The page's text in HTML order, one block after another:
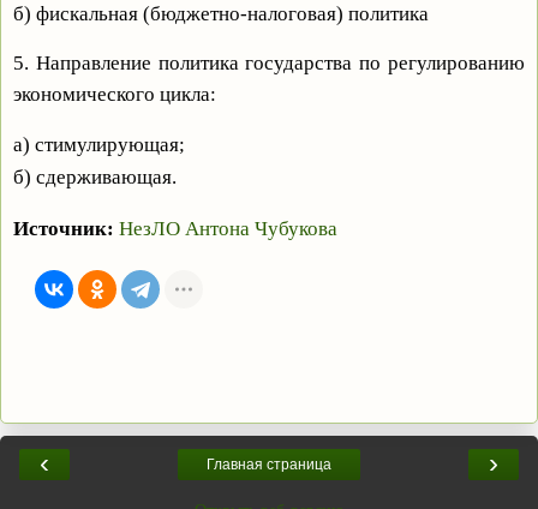
б) фискальная (бюджетно-налоговая) политика
5. Направление политика государства по регулированию
экономического цикла:
а) стимулирующая;
б) сдерживающая.
Источник: НезЛО Антона Чубукова
‹ ›
Главная страница